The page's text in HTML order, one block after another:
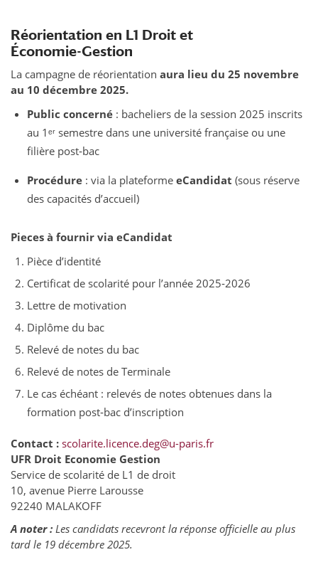
Réorientation en L1 Droit et
Économie-Gestion
La campagne de réorientation aura lieu du 25 novembre
au 10 décembre 2025.
Public concerné : bacheliers de la session 2025 inscrits
au 1ᵉʳ semestre dans une université française ou une
filière post‑bac
Procédure : via la plateformeeCandidat (sous réserve
des capacités d’accueil)
Pieces à fournir via eCandidat
Pièce d’identité
Certificat de scolarité pour l’année 2025‑2026
Lettre de motivation
Diplôme du bac
Relevé de notes du bac
Relevé de notes de Terminale
Le cas échéant : relevés de notes obtenues dans la
formation post‑bac d’inscription
Contact : scolarite.licence.deg@u-paris.fr
UFR Droit Economie Gestion
Service de scolarité de L1 de droit
10, avenue Pierre Larousse
92240 MALAKOFF
A noter : Les candidats recevront la réponse officielle au plus
tard le 19 décembre 2025.